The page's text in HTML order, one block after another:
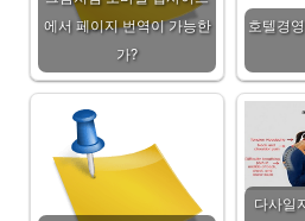
에서 페이지 번역이 가능한
가?
호텔경
다사일